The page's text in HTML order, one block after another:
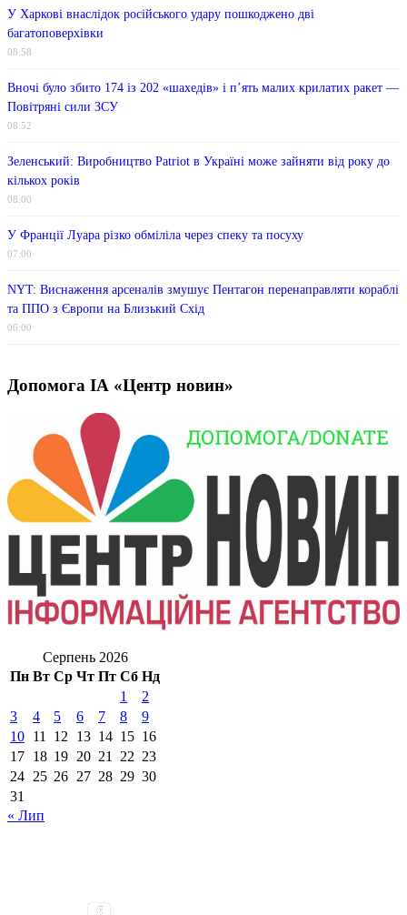
У Харкові внаслідок російського удару пошкоджено дві
багатоповерхівки
08:58
Вночі було збито 174 із 202 «шахедів» і п’ять малих крилатих ракет —
Повітряні сили ЗСУ
08:52
Зеленський: Виробництво Patriot в Україні може зайняти від року до
кількох років
08:00
У Франції Луара різко обміліла через спеку та посуху
07:00
NYT: Виснаження арсеналів змушує Пентагон перенаправляти кораблі
та ППО з Європи на Близький Схід
06:00
Допомога ІА «Центр новин»
Серпень 2026
Пн Вт Ср Чт Пт Сб Нд
1
2
3
4 5 6 7 8
9
10 11 12 13 14 15 16
17 18 19 20 21 22 23
24 25 26 27 28 29 30
31
« Лип